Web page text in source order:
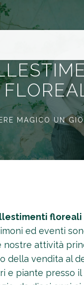
MAGICO UN
floreali
ed eventi
nostre attività
della vendita al
e piante presso